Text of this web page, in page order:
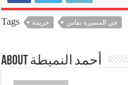
Tags جريمة حي المسيرة بفاس
About أحمد النميطة